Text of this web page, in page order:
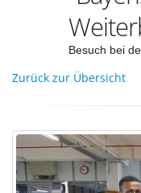
Besuch bei
Zurück zur Übersicht